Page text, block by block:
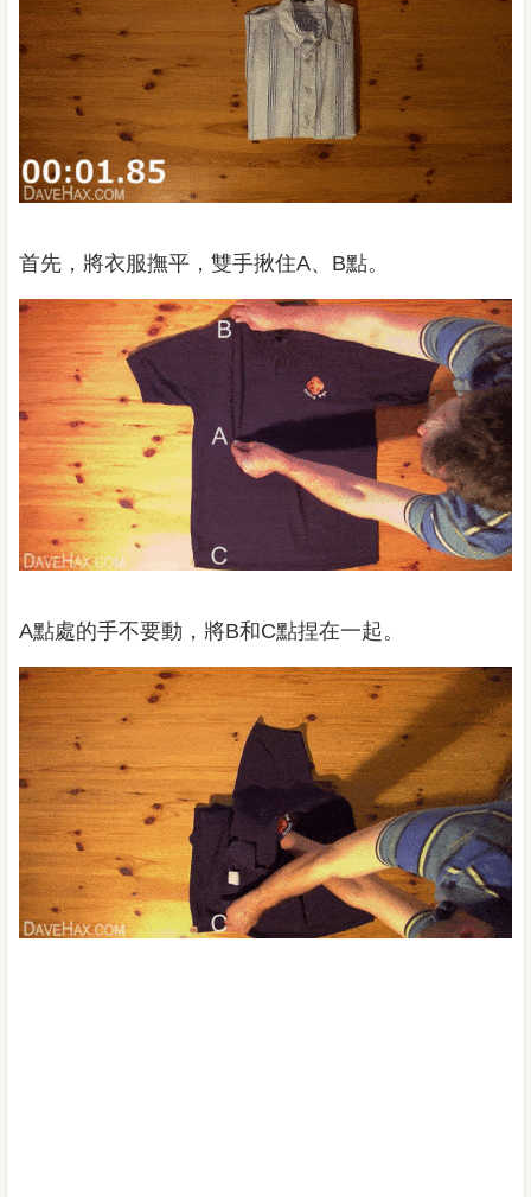
首先，將衣服撫平，雙手揪住A、B點。
A點處的手不要動，將B和C點捏在一起。